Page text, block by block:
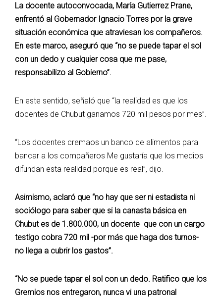
La docente autoconvocada, María Gutierrez Prane,
enfrentó al Gobernador Ignacio Torres por la grave
situación económica que atraviesan los compañeros.
En este marco, aseguró que “no se puede tapar el sol
con un dedo y cualquier cosa que me pase,
responsabilizo al Gobierno”.
En este sentido, señaló que “la realidad es que los
docentes de Chubut ganamos 720 mil pesos por mes”.
“Los docentes cremaos un banco de alimentos para
bancar a los compañeros Me gustaría que los medios
difundan esta realidad porque es real”, dijo.
Asimismo, aclaró que “no hay que ser ni estadista ni
sociólogo para saber que si la canasta básica en
Chubut es de 1.800.000, un docente que con un cargo
testigo cobra 720 mil -por más que haga dos turnos-
no llega a cubrir los gastos”.
“No se puede tapar el sol con un dedo. Ratifico que los
Gremios nos entregaron, nunca vi una patronal